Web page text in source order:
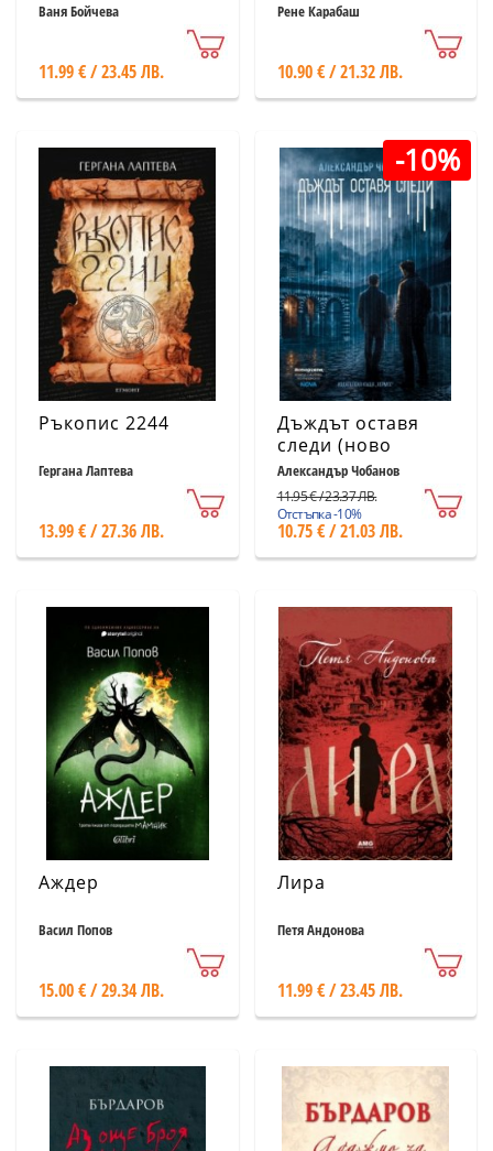
Ваня Бойчева
11.99 € / 23.45 ЛВ.
Рене Карабаш
10.90 € / 21.32 ЛВ.
Ръкопис 2244
Гергана Лаптева
13.99 € / 27.36 ЛВ.
-10%
Дъждът оставя
следи (ново
издание)
Александър Чобанов
11.95 € / 23.37 ЛВ.
Отстъпка -10%
10.75 € / 21.03 ЛВ.
Аждер
Васил Попов
15.00 € / 29.34 ЛВ.
Лира
Петя Андонова
11.99 € / 23.45 ЛВ.